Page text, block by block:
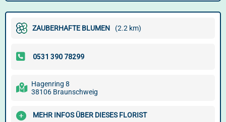
ZAUBERHAFTE BLUMEN (2.2 km)
Hagenring 8
38106 Braunschweig
MEHR INFOS ÜBER DIESES FLORIST